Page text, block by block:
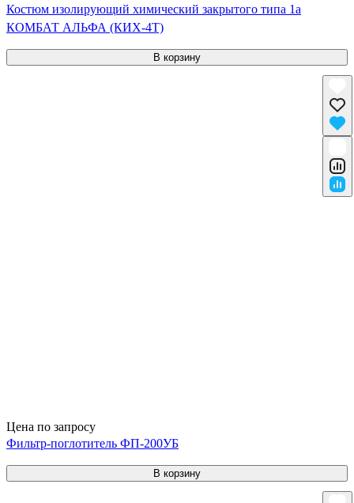
Костюм изолирующий химический закрытого типа 1a
КОМБАТ АЛЬФА (КИХ-4Т)
В корзину
Цена по запросу
Фильтр-поглотитель ФП-200УБ
В корзину